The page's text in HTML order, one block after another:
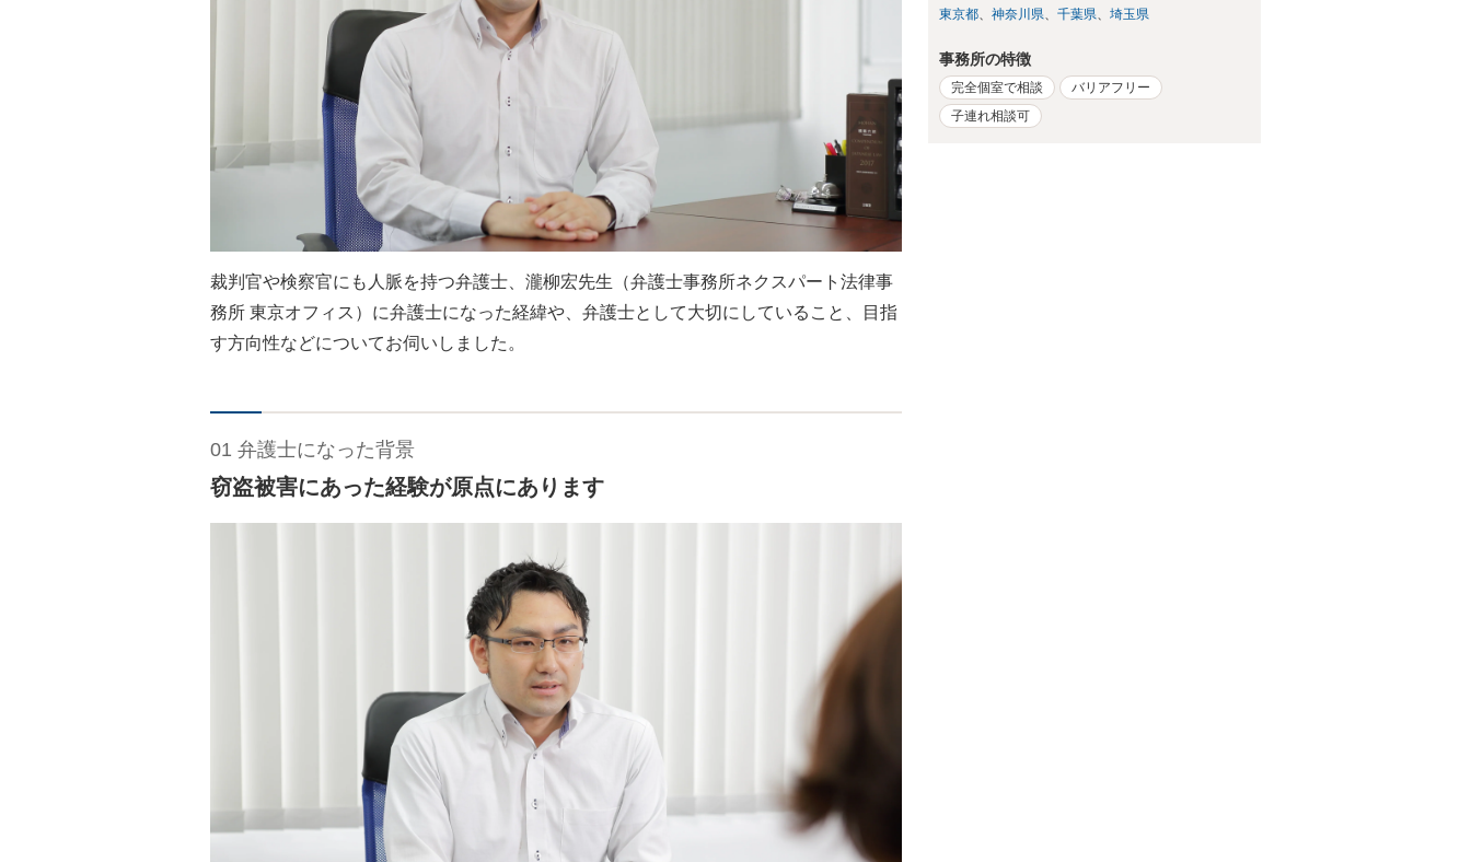
裁判官や検察官にも人脈を持つ弁護士、瀧柳宏先生（弁護士事務所ネクスパート法律事
務所 東京オフィス）に弁護士になった経緯や、弁護士として大切にしていること、目指
す方向性などについてお伺いしました。
01 弁護士になった背景
窃盗被害にあった経験が原点にあります
東京都 神奈川県 千葉県 埼玉県
事務所の特徴
完全個室で相談
バリアフリー
子連れ相談可